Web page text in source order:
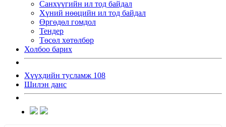
Санхүүгийн ил тод байдал
Хүний нөөцийн ил тод байдал
Өргөдөл гомдол
Тендер
Төсөл хөтөлбөр
Холбоо барих
Хүүхдийн тусламж 108
Шилэн данс